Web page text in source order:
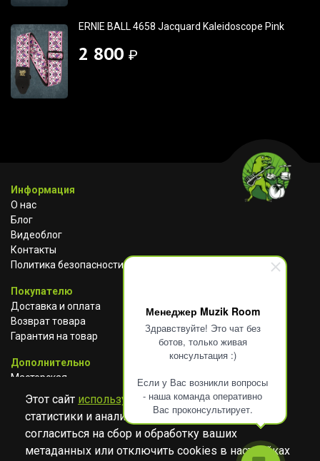
Менеджер Muzik Room
Здравствуйте! Это чат без
ботов, только живая
консультация :)
Если у Вас возникли вопросы
- наша команда оперативно
Вас проконсультирует.
ERNIE BALL 4658 Jacquard Kaleidoscope Pink
2 800 ₽
Информация
О нас
Блог
Видеоблог
Контакты
Политика безопасности
Покупателю
Доставка и оплата
Возврат товара
Гарантия на товар
Дополнительно
Мастерская
Сотрудничество
АВИТО
TELEGRAM
YOUTUBE
Этот сайт использует cookies для сбора
статистики и анализа работы сайта. Просим
согласиться на сбор и обработку ваших
метаданных или отключить cookies в настройках